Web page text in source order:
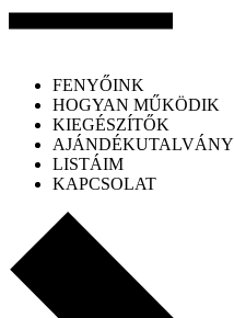
FENYŐINK
HOGYAN MŰKÖDIK
KIEGÉSZÍTŐK
AJÁNDÉKUTALVÁNY
LISTÁIM
KAPCSOLAT